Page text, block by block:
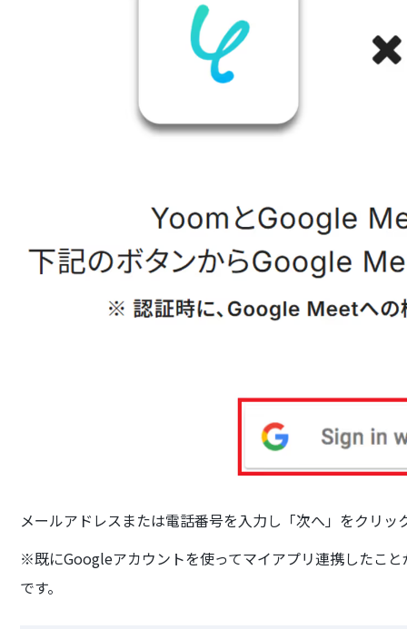
メールアドレスまたは電話番号を入力し「次へ」をクリッ
※既にGoogleアカウントを使ってマイアプリ連携したこ
です。